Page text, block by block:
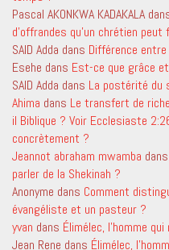
Pascal AKONKWA KADAKALA
d’offrandes qu’un chrétien peut
SAID Adda dans Différence
Esehe dans Est-ce que grâce
SAID Adda dans La postérité du
Ahima dans Le transfert de
il Biblique ? Voir Ecclesiaste
concrètement ?
Jeannot abraham mwamba dans
parler de la Shekinah ?
Anonyme dans Comment
évangéliste et un pasteur ?
yvan dans Élimélec, l’homme
Jean Rene dans Élimélec,